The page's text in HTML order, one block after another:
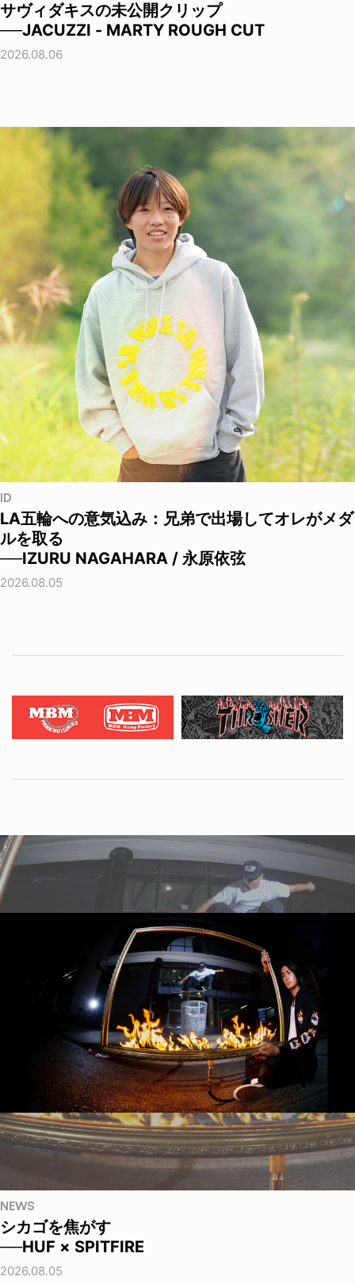
サヴィダキスの未公開クリップ
──JACUZZI - MARTY ROUGH CUT
2026.08.06
ID
LA五輪への意気込み：兄弟で出場してオレがメダ
ルを取る
──IZURU NAGAHARA / 永原依弦
2026.08.05
NEWS
シカゴを焦がす
──HUF × SPITFIRE
2026.08.05